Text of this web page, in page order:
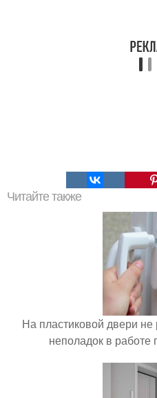
Читайте также
На пластиковой двери
неполадок в работе